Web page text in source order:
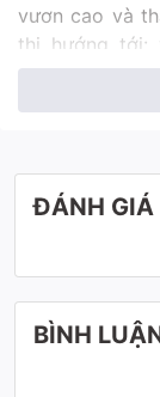
vươn cao và
thi hướng tới:
trường.
ĐÁNH GIÁ
BÌNH